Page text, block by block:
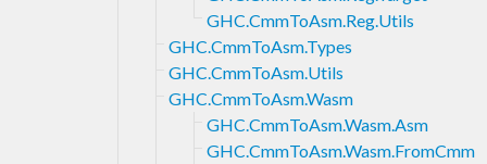
GHC.CmmToAsm.Reg.Utils
GHC.CmmToAsm.Types
GHC.CmmToAsm.Utils
GHC.CmmToAsm.Wasm
GHC.CmmToAsm.Wasm.Asm
GHC.CmmToAsm.Wasm.FromCmm